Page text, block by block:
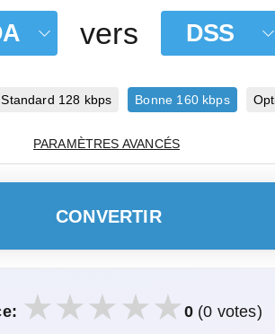
vers DSS
Standard 128 kbps Bonne 160 kbps
PARAMÈTRES AVANCÉS
CONVERTIR
0 (0 votes)